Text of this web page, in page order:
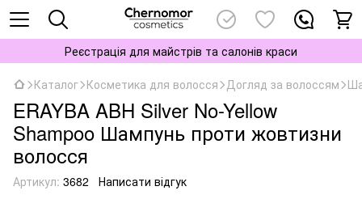
Реєстрація для майстрів та салонів краси
Каталог Косметика для волосся Догляд за волоссям
ERAYBA ABH Silver No-Yellow
Shampoo Шампунь проти жовтизни
волосся
Артикул: 3682 Написати відгук